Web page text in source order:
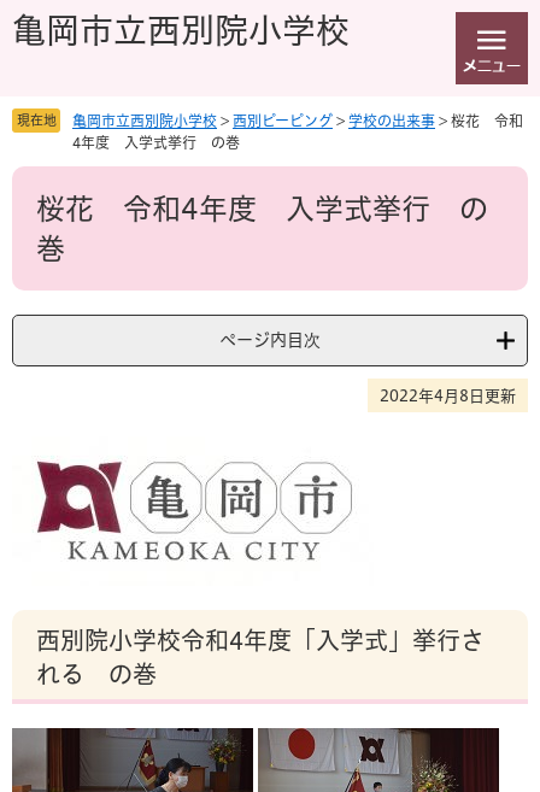
先
を
へ
亀岡市立西別院小学校
現在地 亀岡市立西別院小学校 > 西別ピーピング > 学校の出来事 > 桜花 令和
4年度 入学式挙行 の巻
本
桜花 令和4年度 入学式挙行 の
巻
ページ内目次
2022年4月8日更新
西別院小学校令和4年度「入学式」挙行さ
れる の巻